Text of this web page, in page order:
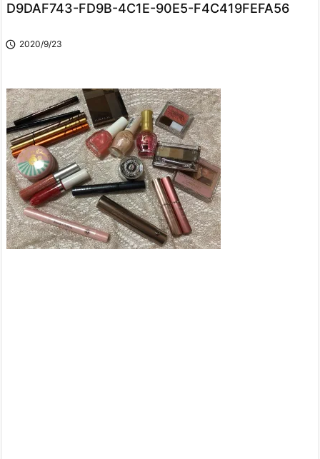
D9DAF743-FD9B-4C1E-90E5-F4C419FEFA56
 2020/9/23